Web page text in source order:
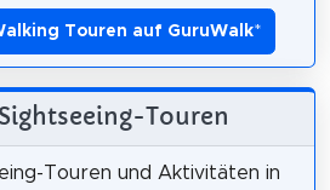
Touren auf GuruWalk*
Touren
Touren und Aktivitäten in